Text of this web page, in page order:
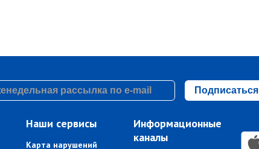
Подписаться
Наши сервисы
Карта нарушений
Информационные
каналы